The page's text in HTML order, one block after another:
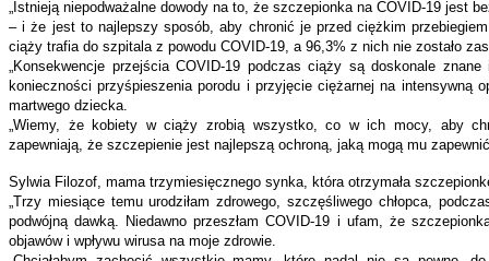
„Istnieją niepodważalne dowody na to, że szczepionka na COVID-19 jest
– i że jest to najlepszy sposób, aby chronić je przed ciężkim
ciąży trafia do szpitala z powodu COVID-19, a 96,3% z nich nie zostało
„Konsekwencje przejścia COVID-19 podczas ciąży są doskonale
konieczności przyśpieszenia porodu i przyjęcie ciężarnej na intensywną
martwego dziecka.
„Wiemy, że kobiety w ciąży zrobią wszystko, co w ich mocy, aby
zapewniają, że szczepienie jest najlepszą ochroną, jaką mogą mu
Sylwia Filozof, mama trzymiesięcznego synka, która otrzymała
„Trzy miesiące temu urodziłam zdrowego, szczęśliwego chłopca,
podwójną dawką. Niedawno przeszłam COVID-19 i ufam, że
objawów i wpływu wirusa na moje zdrowie.